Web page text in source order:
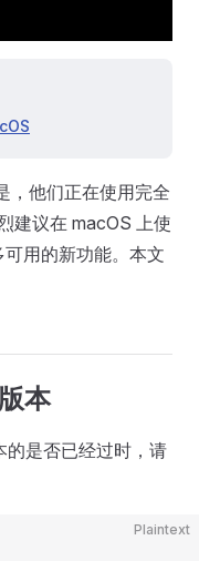
，他们正在使用完全
建议在 macOS 上使
用的新功能。本文
本
的是否已经过时，请
Plaintext